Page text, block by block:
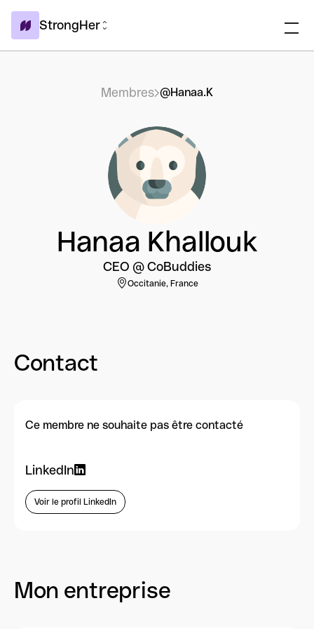
StrongHer
Membres @Hanaa.K
Hanaa Khallouk
CEO @ CoBuddies
Occitanie, France
Contact
Ce membre ne souhaite pas être contacté
LinkedIn
Voir le profil LinkedIn
Mon entreprise